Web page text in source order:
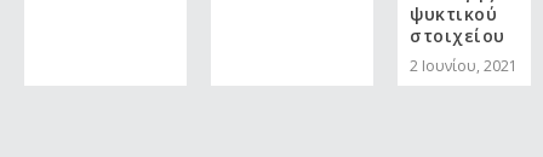
ψυκτικού
στοιχείου
2 Ιουνίου, 2021